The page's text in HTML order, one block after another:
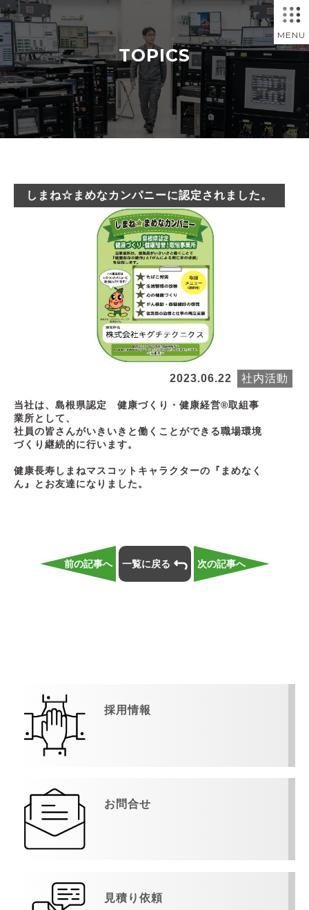
MENU
TOPICS
しまね☆まめなカンパニーに認定されました。
2023.06.22 社内活動
当社は、島根県認定 健康づくり・健康経営®取組事
業所として、
社員の皆さんがいきいきと働くことができる職場環境
づくり継続的に行います。
健康長寿しまねマスコットキャラクターの『まめなく
ん』とお友達になりました。
前の記事へ 一覧に戻る 次の記事へ
採用情報
お問合せ
見積り依頼